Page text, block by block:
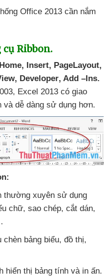
Office 2013 cần nắm
Ribbon.
Home, Insert, PageLayout,
, Developer, Add –Ins.
, Excel 2013 có giao
và dễ dàng sử dụng hơn.
thường xuyên sử dụng
chữ, sao chép, cắt dán,
chèn bảng biểu, đồ thị,
hiển thị bảng tính và in ấn.